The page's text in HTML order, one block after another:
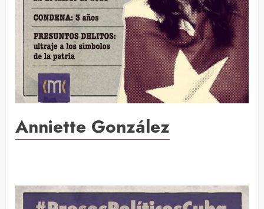
Anniette González